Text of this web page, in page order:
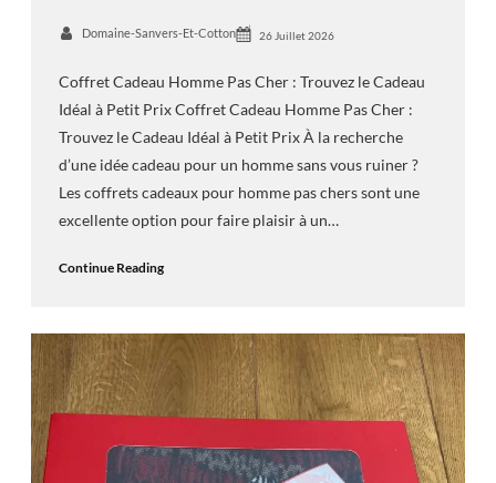
Domaine-Sanvers-Et-Cotton 26 Juillet 2026
Coffret Cadeau Homme Pas Cher : Trouvez le Cadeau
Idéal à Petit Prix Coffret Cadeau Homme Pas Cher :
Trouvez le Cadeau Idéal à Petit Prix À la recherche
d’une idée cadeau pour un homme sans vous ruiner ?
Les coffrets cadeaux pour homme pas chers sont une
excellente option pour faire plaisir à un…
Continue Reading